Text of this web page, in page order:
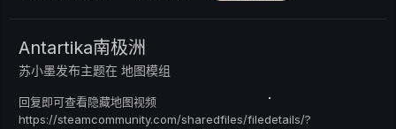
Antartika南极洲
苏小墨发布主题在 地图模组
回复即可查看隐藏地图视频
https://steamcommunity.com/sharedfiles/filedetails/?